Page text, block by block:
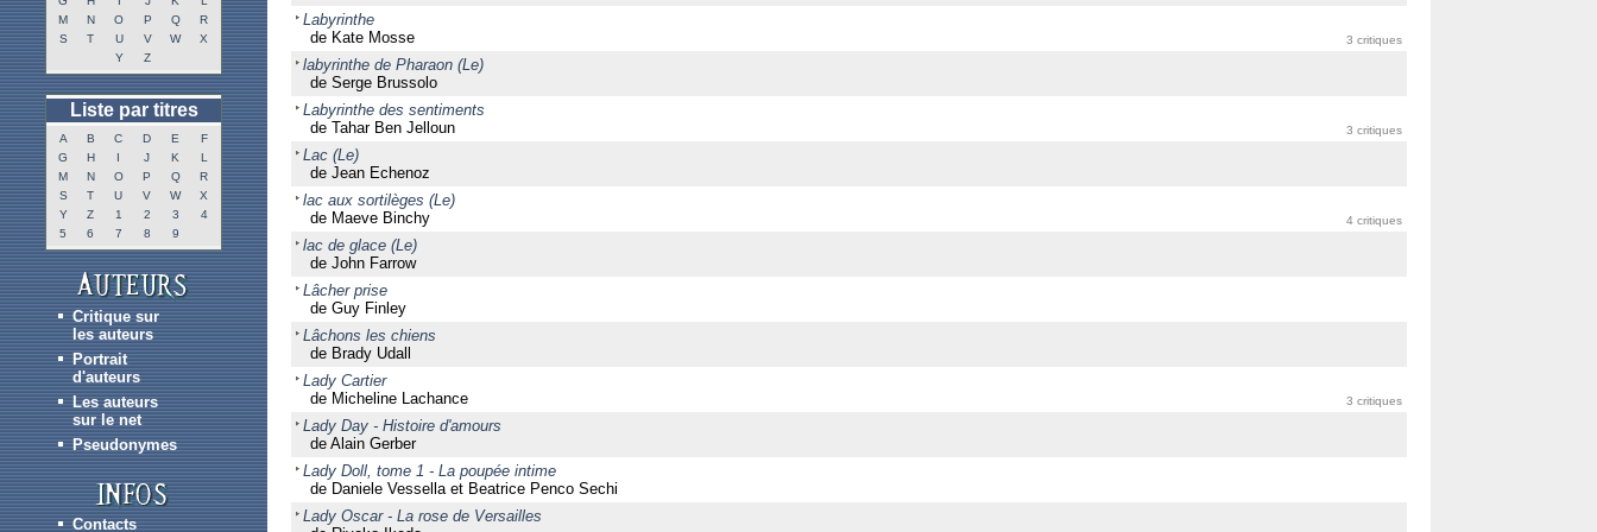
M
N O P Q
R
S
T U V W
X
Y
Z
Liste par titres
A B C D E
F
G
H I J K
L
M
N O P Q
R
S
T U V W
X
Y
Z 1 2 3
4
5
6 7 8 9
Critique sur
les auteurs
Portrait
d'auteurs
Les auteurs
sur le net
Pseudonymes
Contacts
Labyrinthe
de Kate Mosse
3 critiques
labyrinthe de Pharaon (Le)
de Serge Brussolo
Labyrinthe des sentiments
de Tahar Ben Jelloun
3 critiques
Lac (Le)
de Jean Echenoz
lac aux sortilèges (Le)
de Maeve Binchy
4 critiques
lac de glace (Le)
de John Farrow
Lâcher prise
de Guy Finley
Lâchons les chiens
de Brady Udall
Lady Cartier
de Micheline Lachance
3 critiques
Lady Day - Histoire d'amours
de Alain Gerber
Lady Doll, tome 1 - La poupée intime
de Daniele Vessella et Beatrice Penco Sechi
Lady Oscar - La rose de Versailles